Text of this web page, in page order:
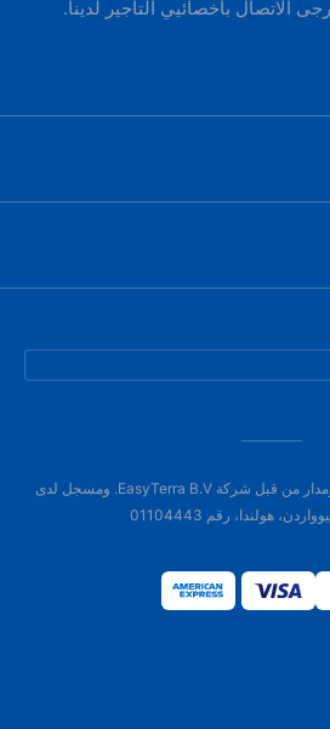
الاتصال بأخصائيي التأجير لدينا.
هذا الموقع الإلكتروني مملوك ومدار من قبل شركة EasyTerra B.V. ومسجل لدى
هولندا، رقم 01104443